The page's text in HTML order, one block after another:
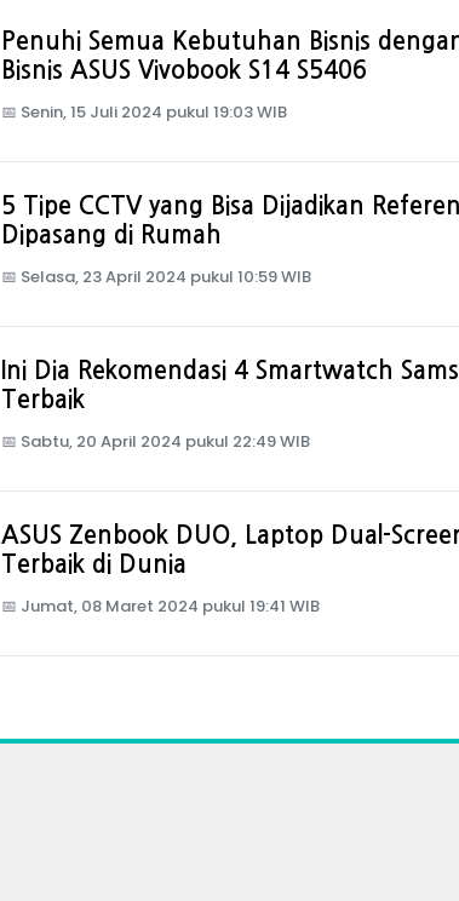
Penuhi Semua Kebutuhan Bisnis
Bisnis ASUS Vivobook S14 S5406
📅 Senin, 15 Juli 2024 pukul 19:03 WIB
5 Tipe CCTV yang Bisa Dijadikan
Dipasang di Rumah
📅 Selasa, 23 April 2024 pukul 10:59 WIB
Ini Dia Rekomendasi 4 Smartwatch
Terbaik
📅 Sabtu, 20 April 2024 pukul 22:49 WIB
ASUS Zenbook DUO, Laptop Dual-
Terbaik di Dunia
📅 Jumat, 08 Maret 2024 pukul 19:41 WIB